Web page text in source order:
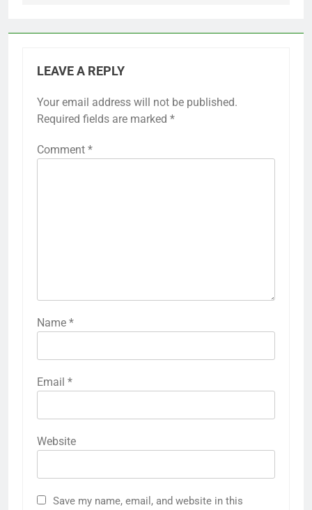
LEAVE A REPLY
Your email address will not be published.
Required fields are marked *
Comment *
Name *
Email *
Website
Save my name, email, and website in this